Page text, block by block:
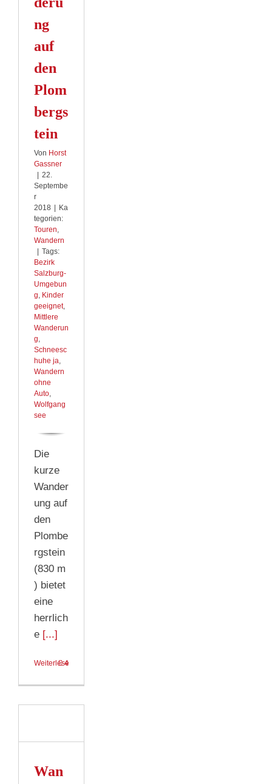
ng
auf
den
Plom
bergs
tein
Von Horst
Gassner
| 22.
Septembe
r
2018 | Ka
tegorien:
Touren
Wandern
| Tags:
Bezirk
Salzburg-
Umgebun
g Kinder
geeignet,
Mittlere
Wanderun
g
Schneesc
huhe ja
Wandern
ohne
Auto
Wolfgang
see
Die
kurze
Wander
ung auf
den
Plombe
rgstein
(830 m
) bietet
eine
herrlich
e [...]
Weiterlesen
4
Wan